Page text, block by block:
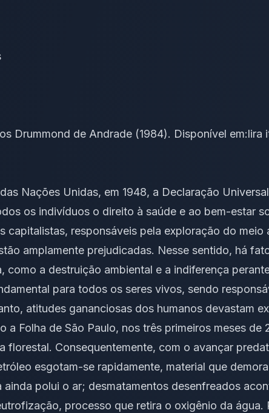
Drummond de Andrade (1984). Disponível em:lira
Nações Unidas, em 1948, a Declaração
os indivíduos o direito à saúde e ao bem-estar
capitalistas, responsáveis pela exploração do meio
amplamente prejudicadas. Nesse sentido, há
como a destruição ambiental e a indiferença
para todos os seres vivos, sendo
atitudes gananciosas dos humanos devastam
a Folha de São Paulo, nos três primeiros meses de
florestal. Consequentemente, com o avançar
esgotam-se rapidamente, material que
ainda polui o ar; desmatamentos desenfreados
processo que retira o oxigênio da água.